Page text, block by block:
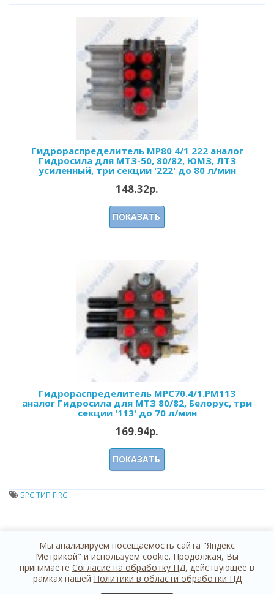
Гидрораспределитель MP80 4/1 222 аналог
Гидросила для МТЗ-50, 80/82, ЮМЗ, ЛТЗ
усиленный, три секции '222' до 80 л/мин
148.32р.
ПОКАЗАТЬ
Гидрораспределитель MPC70.4/1.PM113
аналог Гидросила для МТЗ 80/82, Белорус, три
секции '113' до 70 л/мин
169.94р.
ПОКАЗАТЬ
БРС ТИП FIRG
Мы анализируем посещаемость сайта "Яндекс
Метрикой" и используем cookie. Продолжая, Вы
принимаете Согласие на обработку ПД, действующее в
рамках нашей Политики в области обработки ПД